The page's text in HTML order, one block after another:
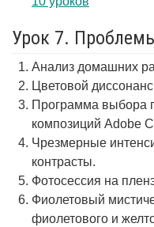
Урок 7.
Анализ домашних
Цветовой
Программа выбора
композиций Adobe
Чрезмерные
контрасты.
Фотосессия на
Фиолетовый
фиолетового и